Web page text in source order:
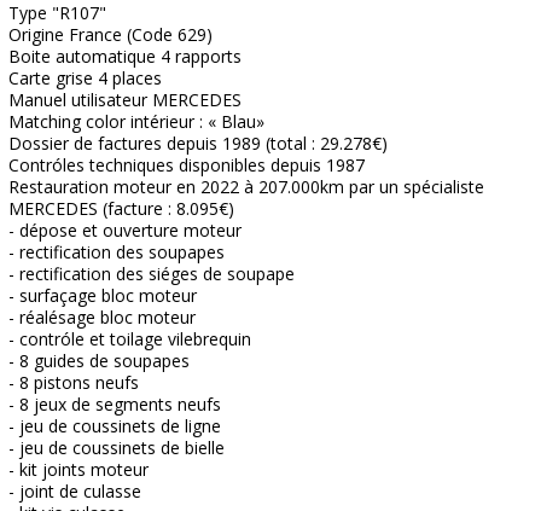
Type "R107"
Origine France (Code 629)
Boite automatique 4 rapports
Carte grise 4 places
Manuel utilisateur MERCEDES
Matching color intérieur : « Blau»
Dossier de factures depuis 1989 (total : 29.278€)
Contróles techniques disponibles depuis 1987
Restauration moteur en 2022 à 207.000km par un spécialiste
MERCEDES (facture : 8.095€)
- dépose et ouverture moteur
- rectification des soupapes
- rectification des siéges de soupape
- surfaçage bloc moteur
- réalésage bloc moteur
- contróle et toilage vilebrequin
- 8 guides de soupapes
- 8 pistons neufs
- 8 jeux de segments neufs
- jeu de coussinets de ligne
- jeu de coussinets de bielle
- kit joints moteur
- joint de culasse